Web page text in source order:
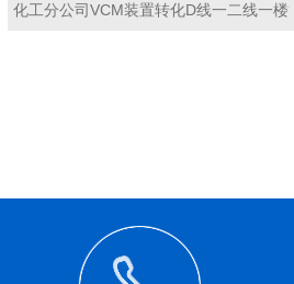
化工分公司VCM装置转化D线一二线一